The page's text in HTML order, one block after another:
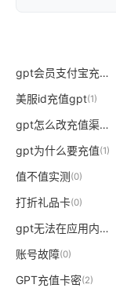
gpt会员支付宝充值
美服id充值gpt(1)
gpt怎么改充值渠道
gpt为什么要充值(1)
值不值实测(0)
打折礼品卡(0)
gpt无法在应用内充值
账号故障(0)
GPT充值卡密(2)